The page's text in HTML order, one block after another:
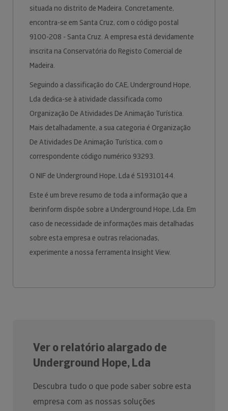
situada no distrito de Madeira. Concretamente,
encontra-se em Santa Cruz, com o código postal
9100-208 - Santa Cruz. A empresa está devidamente
inscrita na Conservatória do Registo Comercial de
Madeira.
Seguindo a classificação do CAE, Underground Hope,
Lda dedica-se à atividade classificada como
Organização De Atividades De Animação Turística.
Mais detalhadamente, a sua categoria é Organização
De Atividades De Animação Turística, com o
correspondente código numérico 93293.
O NIF de Underground Hope, Lda é 519310144.
Este é um breve resumo de toda a informação que a
Iberinform dispõe sobre a Underground Hope, Lda. Em
caso de necessidade de informações mais detalhadas
sobre esta empresa e outras relacionadas,
experimente a nossa ferramenta Insight View.
Ver o relatório alargado de
Underground Hope, Lda
Descubra tudo o que pode saber sobre esta
empresa com as nossas soluções